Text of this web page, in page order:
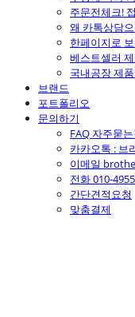
주문전체크!
왜 카톡상담
한페이지로
베스트셀러
국내공장 제
브랜드
포트폴리오
문의하기
FAQ 자주묻
카카오톡 : 브
이메일
전화 010-
간단견적요청
맞춤결제